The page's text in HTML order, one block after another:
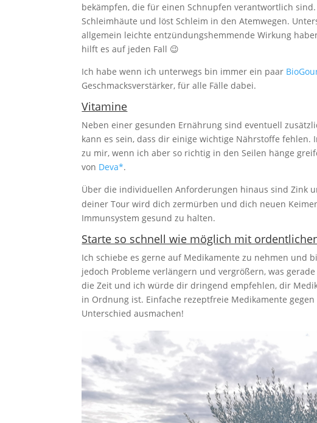
bekämpfen, die für einen Schnupfen verantwortlich
Schleimhäute und löst Schleim in den Atemwegen.
allgemein leichte entzündungshemmende Wirkung
hilft es auf jeden Fall 😉
Ich habe wenn ich unterwegs bin immer ein paar
Geschmacksverstärker, für alle Fälle dabei.
Vitamine
Neben einer gesunden Ernährung sind eventuell
kann es sein, dass dir einige wichtige Nährstoffe
zu mir, wenn ich aber so richtig in den Seilen hänge
von Deva*.
Über die individuellen Anforderungen hinaus sind Zink
deiner Tour wird dich zermürben und dich neuen
Immunsystem gesund zu halten.
Starte so schnell wie möglich mit
Ich schiebe es gerne auf Medikamente zu nehmen und
jedoch Probleme verlängern und vergrößern, was
die Zeit und ich würde dir dringend empfehlen, dir
in Ordnung ist. Einfache rezeptfreie Medikamente
Unterschied ausmachen!